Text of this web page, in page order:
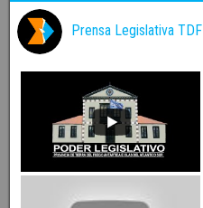
Prensa Legislativa TDF